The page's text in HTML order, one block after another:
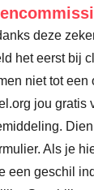
deze
het eerst bij
niet tot
jou gratis
. Als je
een geschil